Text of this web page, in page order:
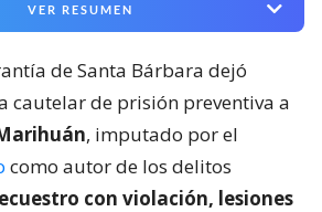
VER RESUMEN
de Santa Bárbara dejó
cautelar de prisión preventiva a
, imputado por el
como autor de los delitos
con violación, lesiones